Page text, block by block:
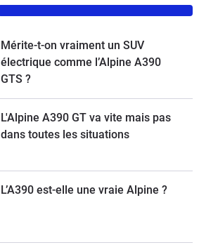
Mérite-t-on vraiment un SUV
électrique comme l’Alpine A390
GTS ?
L'Alpine A390 GT va vite mais pas
dans toutes les situations
L’A390 est-elle une vraie Alpine ?